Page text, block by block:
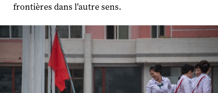
frontières dans l’autre sens.